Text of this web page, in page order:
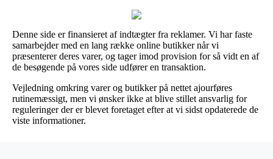
Denne side er finansieret af indtægter fra reklamer. Vi har faste
samarbejder med en lang række online butikker når vi
præsenterer deres varer, og tager imod provision for så vidt en af
de besøgende på vores side udfører en transaktion.
Vejledning omkring varer og butikker på nettet ajourføres
rutinemæssigt, men vi ønsker ikke at blive stillet ansvarlig for
reguleringer der er blevet foretaget efter at vi sidst opdaterede de
viste informationer.